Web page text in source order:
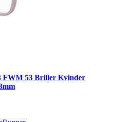
FWM 53 Briller Kvinder